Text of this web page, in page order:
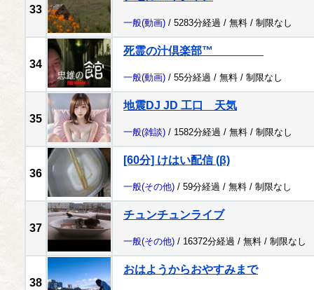
33
一般(動画) / 5283分経過 / 無料 / 制限なし
34
死霊の汁倶楽部™
一般(動画) / 55分経過 / 無料 / 制限なし
35
地震DJ JD 工口 天気
一般(雑談) / 1582分経過 / 無料 / 制限なし
36
[60分] けはい配信 (β)
一般(その他) / 59分経過 / 無料 / 制限なし
37
チュンチュンライブ
一般(その他) / 16372分経過 / 無料 / 制限なし
38
おはようからおやすみまで